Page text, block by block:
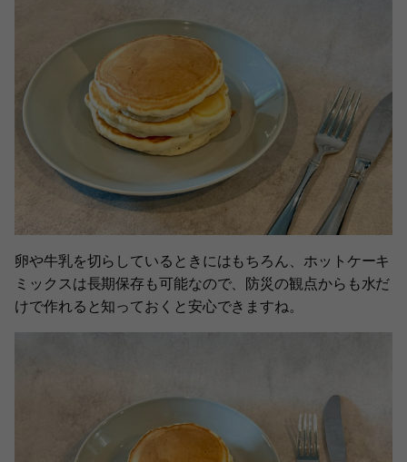
卵や牛乳を切らしているときにはもちろん、ホットケーキ
ミックスは長期保存も可能なので、防災の観点からも水だ
けで作れると知っておくと安心できますね。